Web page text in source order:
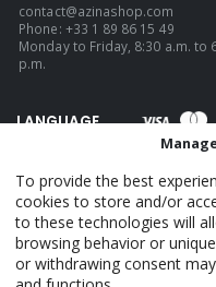
contact@azinashop.com
Phone: +33 1 89 86 15 49
Monday to Friday, 8:30 a.m. to
p.m.
LANGUAGE
AzinaShop - Official.
To provide the best
cookies to store and/or
to these technologies will
browsing behavior or
or withdrawing consent